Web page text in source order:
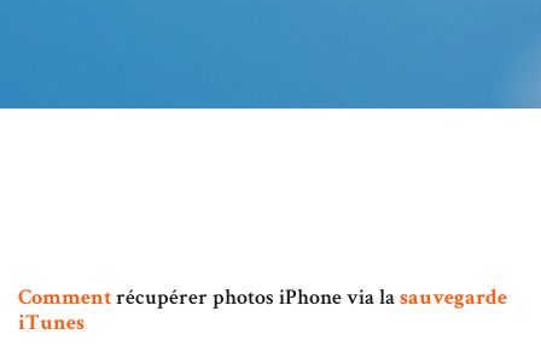
Commentrécupérer photos iPhone via lasauvegarde
iTunes